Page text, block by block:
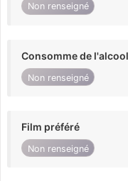
Non renseigné
Consomme de
Non renseigné
Film préféré
Non renseigné